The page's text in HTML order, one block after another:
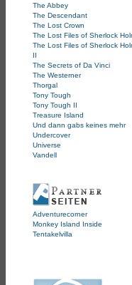
The Abbey
The Descendant
The Lost Crown
The Lost Files of Sherlock
The Lost Files of Sherlock
II
The Secrets of Da Vinci
The Westerner
Thorgal
Tony Tough
Tony Tough II
Treasure Island
Und dann gabs keines mehr
Undercover
Universe
Vandell
Adventurecorner
Monkey Island Inside
Tentakelvilla